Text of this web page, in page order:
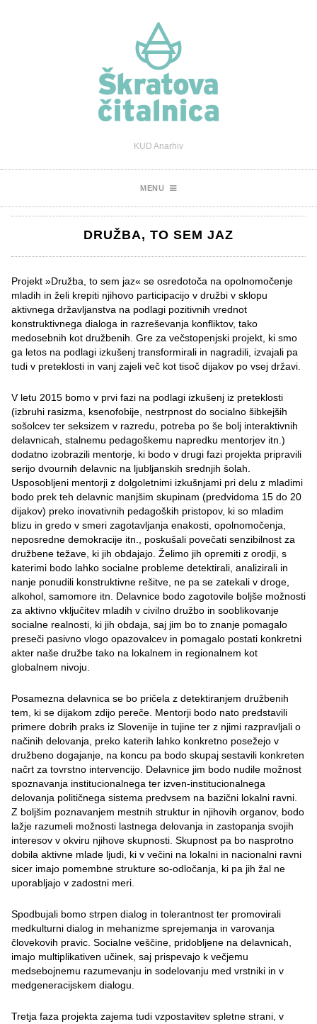
KUD Anarhiv
MENU
DRUŽBA, TO SEM JAZ
Projekt »Družba, to sem jaz« se osredotoča na opolnomočenje
mladih in želi krepiti njihovo participacijo v družbi v sklopu
aktivnega državljanstva na podlagi pozitivnih vrednot
konstruktivnega dialoga in razreševanja konfliktov, tako
medosebnih kot družbenih. Gre za večstopenjski projekt, ki smo
ga letos na podlagi izkušenj transformirali in nagradili, izvajali pa
tudi v preteklosti in vanj zajeli več kot tisoč dijakov po vsej državi.
V letu 2015 bomo v prvi fazi na podlagi izkušenj iz preteklosti
(izbruhi rasizma, ksenofobije, nestrpnost do socialno šibkejših
sošolcev ter seksizem v razredu, potreba po še bolj interaktivnih
delavnicah, stalnemu pedagoškemu napredku mentorjev itn.)
dodatno izobrazili mentorje, ki bodo v drugi fazi projekta pripravili
serijo dvournih delavnic na ljubljanskih srednjih šolah.
Usposobljeni mentorji z dolgoletnimi izkušnjami pri delu z mladimi
bodo prek teh delavnic manjšim skupinam (predvidoma 15 do 20
dijakov) preko inovativnih pedagoških pristopov, ki so mladim
blizu in gredo v smeri zagotavljanja enakosti, opolnomočenja,
neposredne demokracije itn., poskušali povečati senzibilnost za
družbene težave, ki jih obdajajo. Želimo jih opremiti z orodji, s
katerimi bodo lahko socialne probleme detektirali, analizirali in
nanje ponudili konstruktivne rešitve, ne pa se zatekali v droge,
alkohol, samomore itn. Delavnice bodo zagotovile boljše možnosti
za aktivno vključitev mladih v civilno družbo in sooblikovanje
socialne realnosti, ki jih obdaja, saj jim bo to znanje pomagalo
preseči pasivno vlogo opazovalcev in pomagalo postati konkretni
akter naše družbe tako na lokalnem in regionalnem kot
globalnem nivoju.
Posamezna delavnica se bo pričela z detektiranjem družbenih
tem, ki se dijakom zdijo pereče. Mentorji bodo nato predstavili
primere dobrih praks iz Slovenije in tujine ter z njimi razpravljali o
načinih delovanja, preko katerih lahko konkretno posežejo v
družbeno dogajanje, na koncu pa bodo skupaj sestavili konkreten
načrt za tovrstno intervencijo. Delavnice jim bodo nudile možnost
spoznavanja institucionalnega ter izven-institucionalnega
delovanja političnega sistema predvsem na bazični lokalni ravni.
Z boljšim poznavanjem mestnih struktur in njihovih organov, bodo
lažje razumeli možnosti lastnega delovanja in zastopanja svojih
interesov v okviru njihove skupnosti. Skupnost pa bo nasprotno
dobila aktivne mlade ljudi, ki v večini na lokalni in nacionalni ravni
sicer imajo pomembne strukture so-odločanja, ki pa jih žal ne
uporabljajo v zadostni meri.
Spodbujali bomo strpen dialog in tolerantnost ter promovirali
medkulturni dialog in mehanizme sprejemanja in varovanja
človekovih pravic. Socialne veščine, pridobljene na delavnicah,
imajo multiplikativen učinek, saj prispevajo k večjemu
medsebojnemu razumevanju in sodelovanju med vrstniki in v
medgeneracijskem dialogu.
Tretja faza projekta zajema tudi vzpostavitev spletne strani, v